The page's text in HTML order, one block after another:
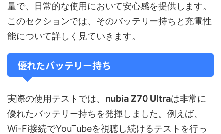
量で、日常的な使用において安心感を提供します。
このセクションでは、そのバッテリー持ちと充電性
能について詳しく見ていきます。
優れたバッテリー持ち
実際の使用テストでは、 nubia Z70 Ultraは非常に
優れたバッテリー持ちを発揮しました。例えば、
Wi-Fi接続でYouTubeを視聴し続けるテストを行っ